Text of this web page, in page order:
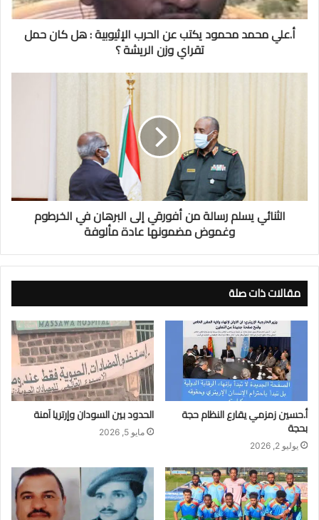
أ.علي محمد محمود يكتب عن الحرب الإثيوبية : هل كان حمل
تقراي وزن الريشة ؟
الثنائي يسلم رسالة من أفورقي إلى البرهان في الخرطوم
وغموض مضمونها عادة مألوفة
مقالات ذات صلة
أ.حسين زمزمي يقارع النظام حجة
بحجة
يوليو 2, 2026
الحدود بين السودان وإرتريا آمنة
مايو 5, 2026